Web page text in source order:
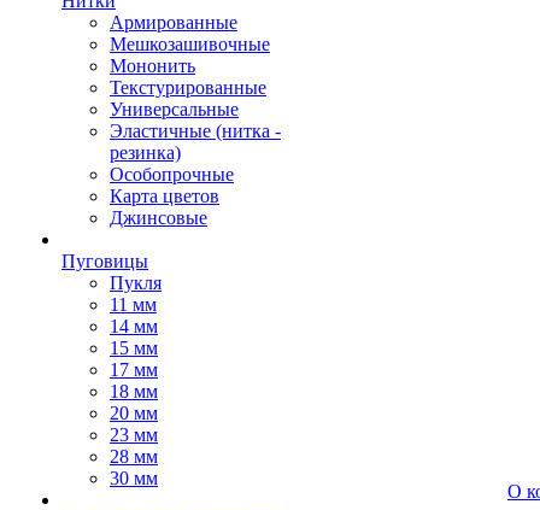
Армированные
Мешкозашивочные
Мононить
Текстурированные
Универсальные
Эластичные (нитка -
резинка)
Особопрочные
Карта цветов
Джинсовые
Пуговицы
Пукля
11 мм
14 мм
15 мм
17 мм
18 мм
20 мм
23 мм
28 мм
30 мм
О